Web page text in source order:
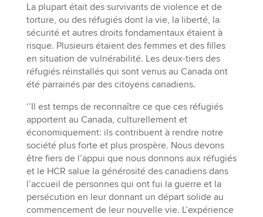
La plupart était des survivants de violence et de
torture, ou des réfugiés dont la vie, la liberté, la
sécurité et autres droits fondamentaux étaient à
risque. Plusieurs étaient des femmes et des filles
en situation de vulnérabilité. Les deux-tiers des
réfugiés réinstallés qui sont venus au Canada ont
été parrainés par des citoyens canadiens.
‘’Il est temps de reconnaître ce que ces réfugiés
apportent au Canada, culturellement et
économiquement: ils contribuent à rendre notre
société plus forte et plus prospère. Nous devons
être fiers de l’appui que nous donnons aux réfugiés
et le HCR salue la générosité des canadiens dans
l’accueil de personnes qui ont fui la guerre et la
persécution en leur donnant un départ solide au
commencement de leur nouvelle vie. L’expérience